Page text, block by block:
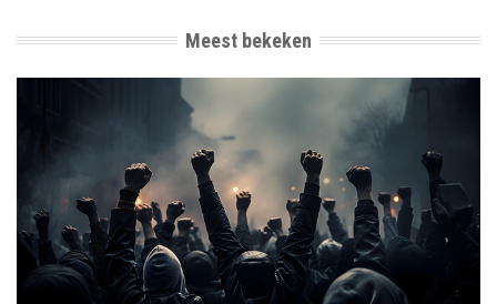
Meest bekeken